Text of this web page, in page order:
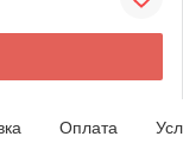
Оплата